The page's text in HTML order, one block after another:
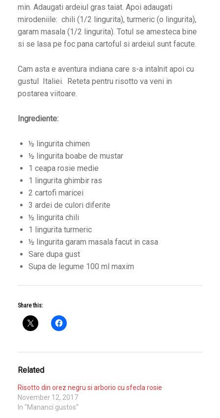
min. Adaugati ardeiul gras taiat. Apoi adaugati
mirodeniile: chili (1/2 lingurita), turmeric (o lingurita),
garam masala (1/2 lingurita). Totul se amesteca bine
si se lasa pe foc pana cartoful si ardeiul sunt facute.
Cam asta e aventura indiana care s-a intalnit apoi cu
gustul Italiei. Reteta pentru risotto va veni in
postarea viitoare.
Ingrediente:
½ lingurita chimen
½ lingurita boabe de mustar
1 ceapa rosie medie
1 lingurita ghimbir ras
2 cartofi maricei
3 ardei de culori diferite
½ lingurita chili
1 lingurita turmeric
½ lingurita garam masala facut in casa
Sare dupa gust
Supa de legume 100 ml maxim
Share this:
Related
Risotto din orez negru si arborio cu sfecla rosie
November 12, 2017
In "Mananci gustos"